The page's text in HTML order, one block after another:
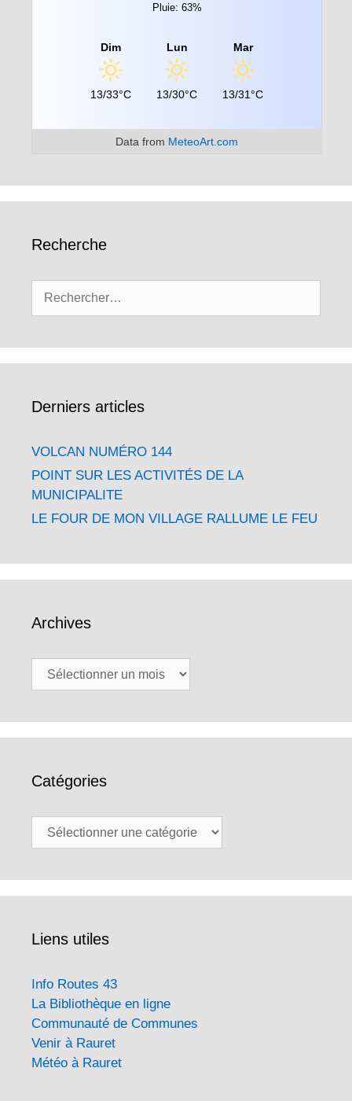
Pluie: 63%
Dim
13/33°C
Lun
13/30°C
Mar
13/31°C
Data from MeteoArt.com
Recherche
Derniers articles
VOLCAN NUMÉRO 144
POINT SUR LES ACTIVITÉS DE LA
MUNICIPALITE
LE FOUR DE MON VILLAGE RALLUME LE FEU
Archives
Archives
Catégories
Catégories
Liens utiles
Info Routes 43
La Bibliothèque en ligne
Communauté de Communes
Venir à Rauret
Météo à Rauret